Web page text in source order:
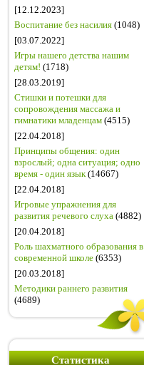
[12.12.2023]
Воспитание без насилия (1048)
[03.07.2022]
Игры нашего детства нашим
детям! (1718)
[28.03.2019]
Стишки и потешки для
сопровождения массажа и
гимнатики младенцам (4515)
[22.04.2018]
Принципы общения: один
взрослый; одна ситуация; одно
время - один язык(14667)
[22.04.2018]
Игровые упражнения для
развития речевого слуха (4882)
[20.04.2018]
Роль шахматного образования в
современной школе (6353)
[20.03.2018]
Методики раннего развития
(4689)
Статистика